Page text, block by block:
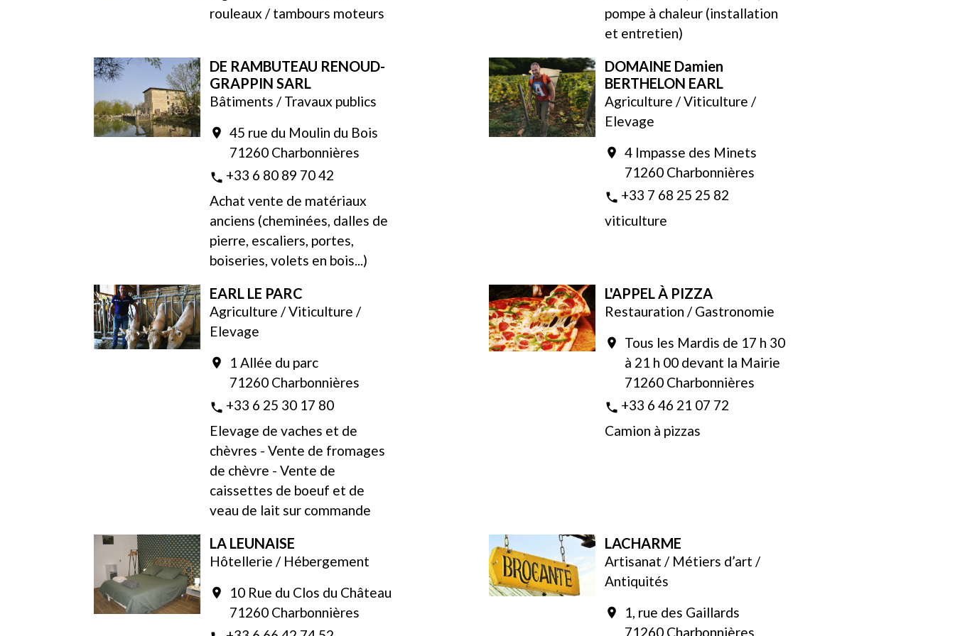
rouleaux / tambours moteurs
pompe à chaleur (installation
et entretien)
DE RAMBUTEAU RENOUD-
GRAPPIN SARL
Bâtiments / Travaux publics
location_on 45 rue du Moulin du Bois
71260 Charbonnières
phone +33 6 80 89 70 42
Achat vente de matériaux
anciens (cheminées, dalles de
pierre, escaliers, portes,
boiseries, volets en bois...)
DOMAINE Damien
BERTHELON EARL
Agriculture / Viticulture /
Elevage
location_on 4 Impasse des Minets
71260 Charbonnières
phone +33 7 68 25 25 82
viticulture
EARL LE PARC
Agriculture / Viticulture /
Elevage
location_on
1 Allée du parc
71260 Charbonnières
phone +33 6 25 30 17 80
Elevage de vaches et de
chèvres - Vente de fromages
de chèvre - Vente de
caissettes de boeuf et de
veau de lait sur commande
L'APPEL À PIZZA
Restauration / Gastronomie
location_on
Tous les Mardis de 17 h 30
à 21 h 00 devant la Mairie
71260 Charbonnières
phone +33 6 46 21 07 72
Camion à pizzas
LA LEUNAISE
Hôtellerie / Hébergement
location_on
10 Rue du Clos du Château
71260 Charbonnières
LACHARME
Artisanat / Métiers d’art /
Antiquités
location_on
1, rue des Gaillards
71260 Charbonnières